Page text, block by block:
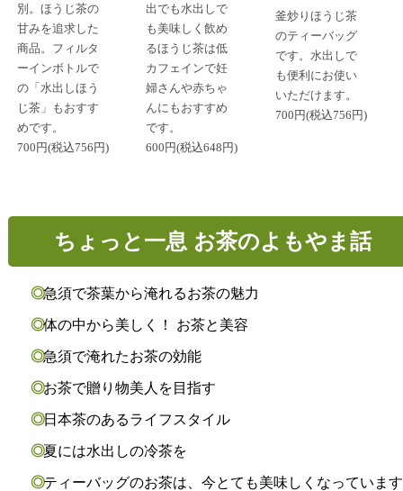
別。ほうじ茶の
甘みを追求した
商品。フィルタ
ーインボトルで
の「水出しほう
じ茶」もおすす
めです。
700円(税込756円)
出でも水出しで
も美味しく飲め
るほうじ茶は低
カフェインで妊
婦さんや赤ちゃ
んにもおすすめ
です。
600円(税込648円)
釜炒りほうじ茶
のティーバッグ
です。水出しで
も便利にお使い
いただけます。
700円(税込756円)
ちょっと一息 お茶のよもやま話
急須で茶葉から淹れるお茶の魅力
体の中から美しく！ お茶と美容
急須で淹れたお茶の効能
お茶で贈り物美人を目指す
日本茶のあるライフスタイル
夏には水出しの冷茶を
ティーバッグのお茶は、今とても美味しくなっています